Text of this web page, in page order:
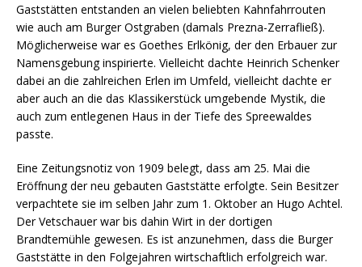
Gaststätten entstanden an vielen beliebten Kahnfahrrouten
wie auch am Burger Ostgraben (damals Prezna-Zerrafließ).
Möglicherweise war es Goethes Erlkönig, der den Erbauer zur
Namensgebung inspirierte. Vielleicht dachte Heinrich Schenker
dabei an die zahlreichen Erlen im Umfeld, vielleicht dachte er
aber auch an die das Klassikerstück umgebende Mystik, die
auch zum entlegenen Haus in der Tiefe des Spreewaldes
passte.
Eine Zeitungsnotiz von 1909 belegt, dass am 25. Mai die
Eröffnung der neu gebauten Gaststätte erfolgte. Sein Besitzer
verpachtete sie im selben Jahr zum 1. Oktober an Hugo Achtel.
Der Vetschauer war bis dahin Wirt in der dortigen
Brandtemühle gewesen. Es ist anzunehmen, dass die Burger
Gaststätte in den Folgejahren wirtschaftlich erfolgreich war.